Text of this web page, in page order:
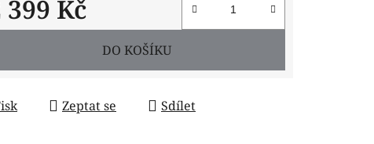
399 Kč
cena:
DO KOŠÍKU
Zeptat se Sdílet